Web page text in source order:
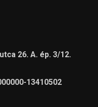
26. A. ép. 3/12.
13410502